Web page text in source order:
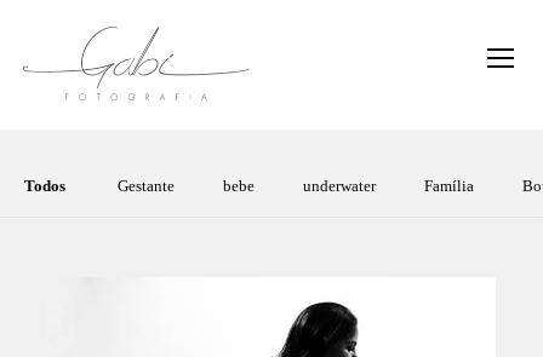
Todos Gestante bebe underwater Família